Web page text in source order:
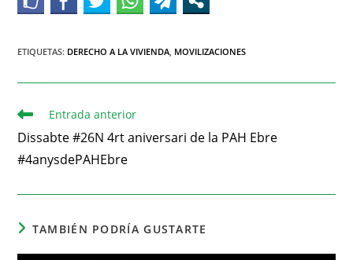
ETIQUETAS: DERECHO A LA VIVIENDA MOVILIZACIONES
Entrada anterior
Dissabte #26N 4rt aniversari de la PAH Ebre
#4anysdePAHEbre
TAMBIÉN PODRÍA GUSTARTE